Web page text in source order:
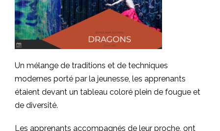
Un mélange de traditions et de techniques
modernes porté par la jeunesse, les apprenants
étaient devant un tableau coloré plein de fougue et
de diversité.
Les apprenants accompagnés de leur proche, ont